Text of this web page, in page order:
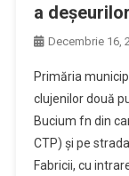
a deșeurilor
Decembrie 16,
Primăria
clujenilor două
Bucium fn din
CTP) și pe
Fabricii, cu